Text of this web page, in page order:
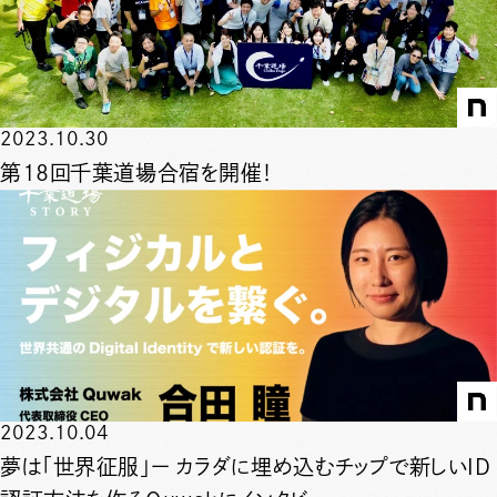
2023.10.30
第18回千葉道場合宿を開催！
2023.10.04
夢は「世界征服」ー カラダに埋め込むチップで新しいID